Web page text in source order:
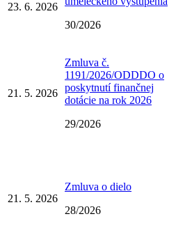
23. 6. 2026
30/2026
21. 5. 2026
Zmluva č.
1191/2026/ODDDO o
poskytnutí finančnej
dotácie na rok 2026
29/2026
21. 5. 2026
Zmluva o dielo
28/2026